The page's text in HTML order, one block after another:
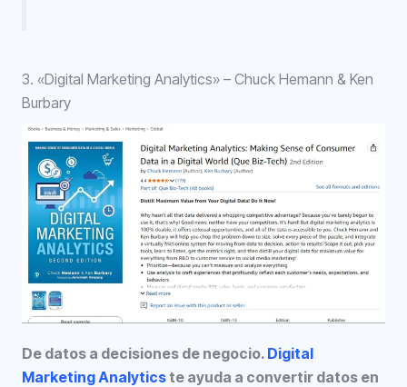
3. «Digital Marketing Analytics» – Chuck Hemann & Ken
Burbary
De datos a decisiones de negocio. Digital
Marketing Analytics te ayuda a convertir datos en